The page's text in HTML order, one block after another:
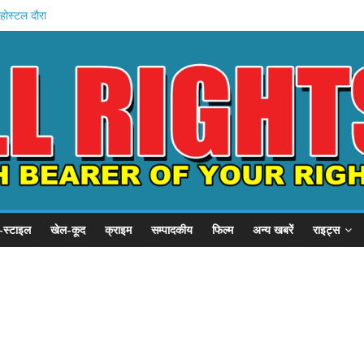
दौरा
हजार करोड़
निरीक्षण
जादू
खेल-कूद क्राइम सम्पादकीय फिल्म अन्य खबरें राइट्स